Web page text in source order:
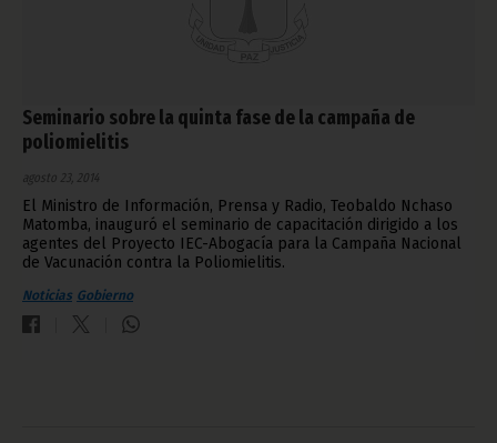
Seminario sobre la quinta fase de la campaña de
poliomielitis
agosto 23, 2014
El Ministro de Información, Prensa y Radio, Teobaldo Nchaso
Matomba, inauguró el seminario de capacitación dirigido a los
agentes del Proyecto IEC-Abogacía para la Campaña Nacional
de Vacunación contra la Poliomielitis.
Noticias Gobierno